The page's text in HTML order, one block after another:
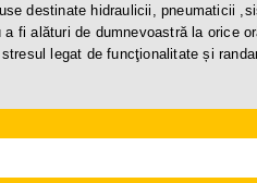
destinate hidraulicii,
fi alături de dumnevoastră la
legat de funcţionalitate și